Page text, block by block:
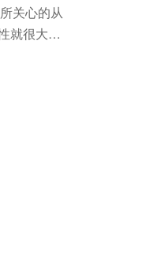
关心的从
就很大
外还要